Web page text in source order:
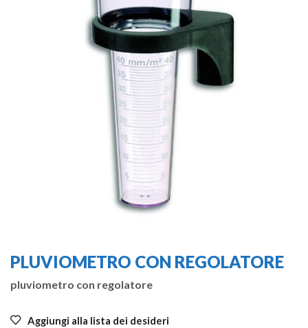
PLUVIOMETRO CON REGOLATORE
pluviometro con regolatore
Aggiungi alla lista dei desideri